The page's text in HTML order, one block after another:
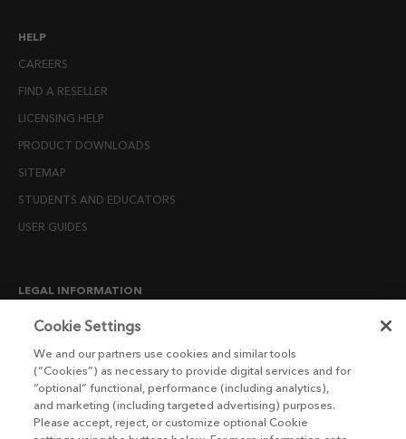
HELP
CAREERS
FIND A RESELLER
LICENSING HELP
PRODUCT DOWNLOADS
SITEMAP
STUDENTS AND EDUCATORS
USER GUIDES
LEGAL INFORMATION
CANDIDATE PRIVACY NOTICE
END USER LICENSE AGREEMENTS
ENVIRONMENT POLICY
ESG MISSION STATEMENT
Cookie Settings
We and our partners use cookies and similar tools
(“Cookies”) as necessary to provide digital services and for
“optional” functional, performance (including analytics),
and marketing (including targeted advertising) purposes.
Please accept, reject, or customize optional Cookie